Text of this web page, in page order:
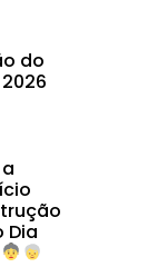
do
Dia